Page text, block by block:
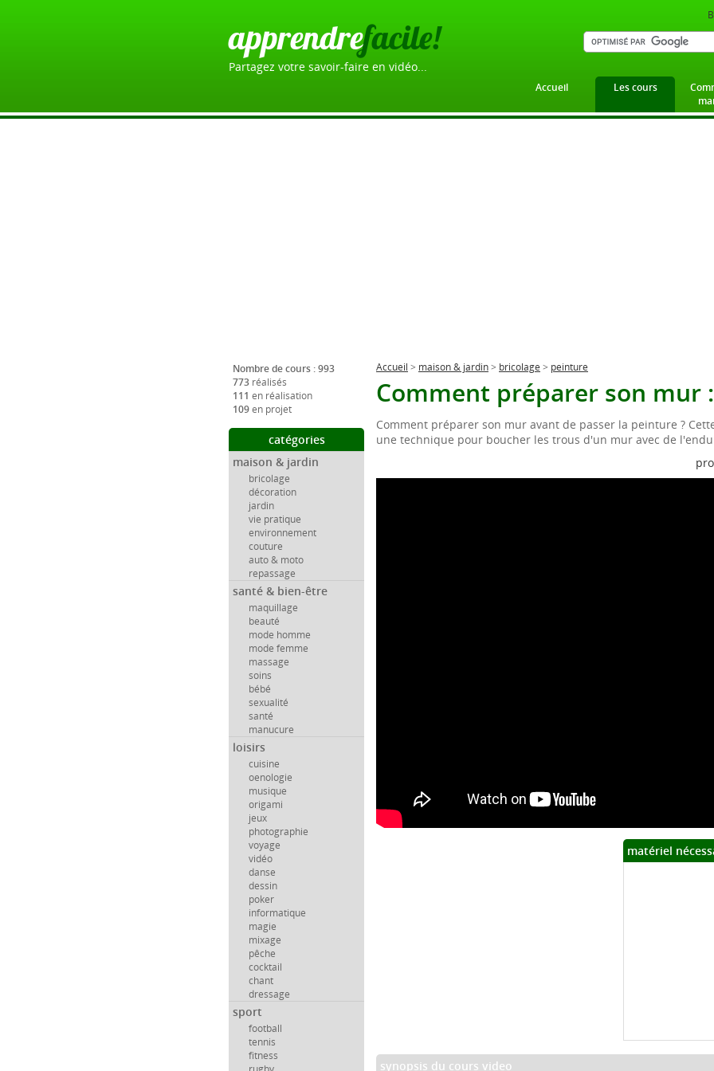
apprendrefacile!
Partagez votre savoir-faire en vidéo...
Accueil Les cours
Nombre de cours : 993
773 réalisés
111 en réalisation
109en projet
catégories
maison & jardin
bricolage
décoration
jardin
vie pratique
environnement
couture
auto & moto
repassage
santé & bien-être
maquillage
beauté
mode homme
mode femme
massage
soins
bébé
sexualité
santé
manucure
loisirs
cuisine
oenologie
musique
origami
jeux
photographie
voyage
vidéo
danse
dessin
poker
informatique
magie
mixage
pêche
cocktail
chant
dressage
sport
football
tennis
fitness
Accueil > maison & jardin> bricolage > peinture
Comment préparer son mur
Comment préparer son mur avant de passer la peinture ?
une technique pour boucher les trous d'un mur avec de
matériel
synopsis du cours video